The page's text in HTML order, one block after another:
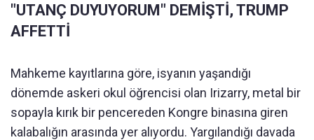
"UTANÇ DUYUYORUM" DEMİŞTİ, TRUMP
AFFETTİ
Mahkeme kayıtlarına göre, isyanın yaşandığı
dönemde askeri okul öğrencisi olan Irizarry, metal bir
sopayla kırık bir pencereden Kongre binasına giren
kalabalığın arasında yer alıyordu. Yargılandığı davada